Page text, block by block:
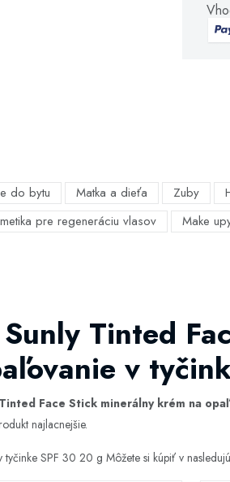
do bytu Matka a dieťa Zuby
pre regeneráciu vlasov Make
Tinted
v
Face Stick minerálny krém na
najlacnejšie.
SPF 30 20 g Môžete si kúpiť v